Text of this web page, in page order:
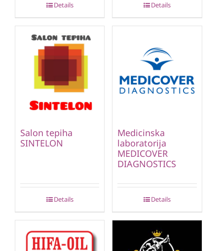
Details Details
Salon tepiha
SINTELON
Details
Medicinska
laboratorija
MEDICOVER
DIAGNOSTICS
Details